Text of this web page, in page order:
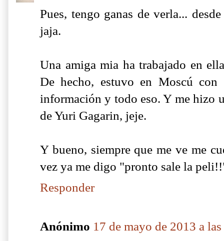
Pues, tengo ganas de verla...
jaja.
Una amiga mia ha trabajado en
De hecho, estuvo en Moscú
información y todo eso. Y me hizo
de Yuri Gagarin, jeje.
Y bueno, siempre que me ve me
vez ya me digo "pronto sale la
Responder
Anónimo 17 de mayo de 2013 a